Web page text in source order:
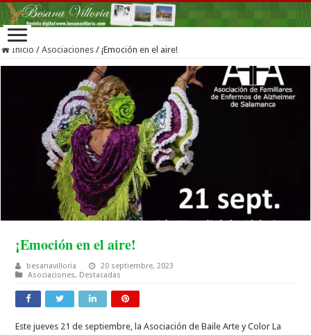
Inicio / Asociaciones / ¡Emoción en el aire!
¡Emoción en el aire!
besanavilloria
20 septiembre, 2023
Asociaciones, Destacadas
Este jueves 21 de septiembre, la Asociación de Baile Arte y Color La